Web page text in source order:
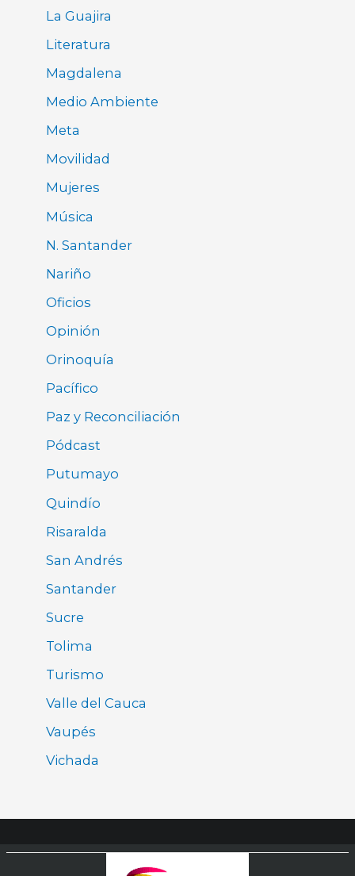
La Guajira
Literatura
Magdalena
Medio Ambiente
Meta
Movilidad
Mujeres
Música
N. Santander
Nariño
Oficios
Opinión
Orinoquía
Pacífico
Paz y Reconciliación
Pódcast
Putumayo
Quindío
Risaralda
San Andrés
Santander
Sucre
Tolima
Turismo
Valle del Cauca
Vaupés
Vichada